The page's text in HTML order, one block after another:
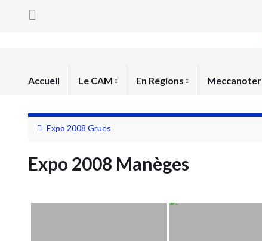
Accueil Le CAM En Régions Meccanoter
Expo 2008 Grues
Expo 2008 Manèges